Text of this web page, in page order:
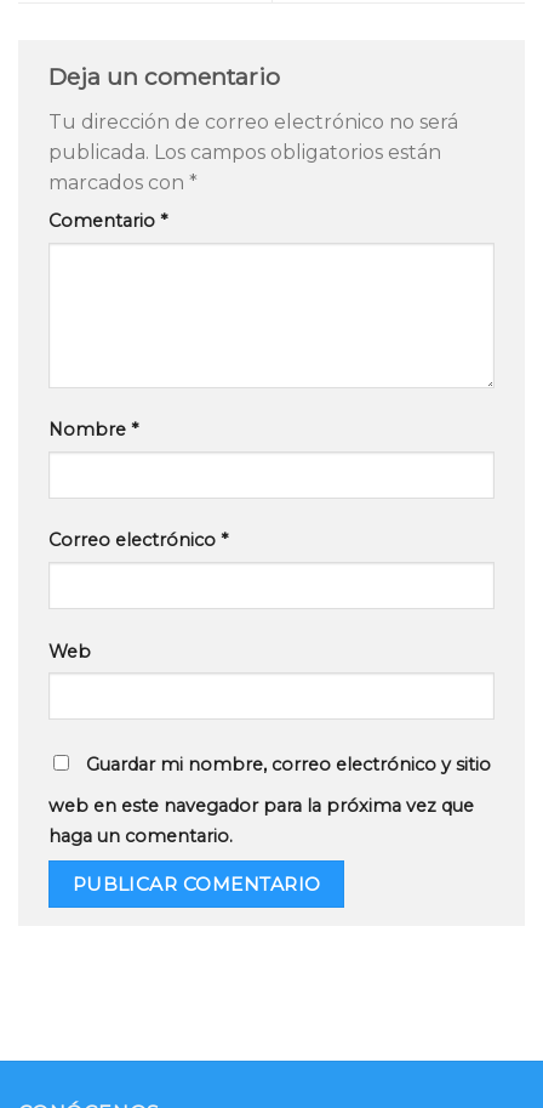
Deja un comentario
Tu dirección de correo electrónico no será
publicada. Los campos obligatorios están
marcados con *
Comentario *
Nombre *
Correo electrónico *
Web
Guardar mi nombre, correo electrónico y sitio
web en este navegador para la próxima vez que
haga un comentario.